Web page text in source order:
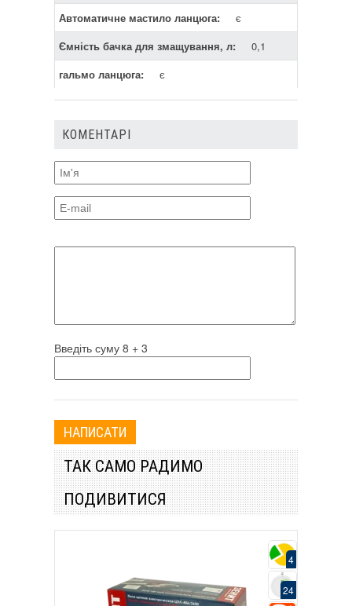
Автоматичне мастило ланцюга:
є
Ємність бачка для змащування, л:
0,1
гальмо ланцюга:
є
КОМЕНТАРІ
Введіть суму 8 + 3
ТАК САМО РАДИМО
ПОДИВИТИСЯ
4
24